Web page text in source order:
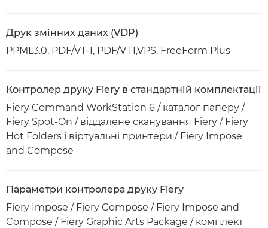
Друк змінних даних (VDP)
PPML3.0, PDF/VT-1, PDF/VT1,VPS, FreeForm Plus
Контролер друку Fiery в стандартній комплектації
Fiery Command WorkStation 6 / каталог паперу /
Fiery Spot-On / віддалене сканування Fiery / Fiery
Hot Folders і віртуальні принтери / Fiery Impose
and Compose
Параметри контролера друку Fiery
Fiery Impose / Fiery Compose / Fiery Impose and
Compose / Fiery Graphic Arts Package / комплект